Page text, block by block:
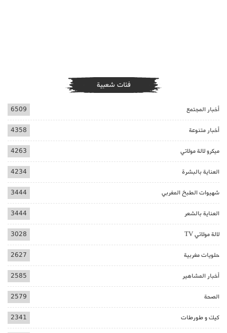
فئات شعبية
أخبار المجتمع 6509
أخبار متنوعة 4358
ميكرو لالة مولاتي 4263
العناية بالبشرة 4234
شهيوات الطبخ المغربي 3444
العناية بالشعر 3444
لالة مولاتي TV 3028
حلويات مغربية 2627
أخبار المشاهير 2585
الصحة 2579
كيك و طورطات 2341